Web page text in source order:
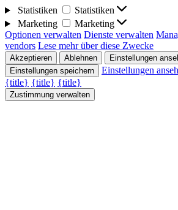
Statistiken
Statistiken
Marketing
Marketing
Optionen verwalten Dienste verwalten
vendors Lese mehr über diese Zwecke
Akzeptieren Ablehnen
Einstellungen
Einstellungen speichern
Einstellungen
{title} {title} {title}
Zustimmung verwalten